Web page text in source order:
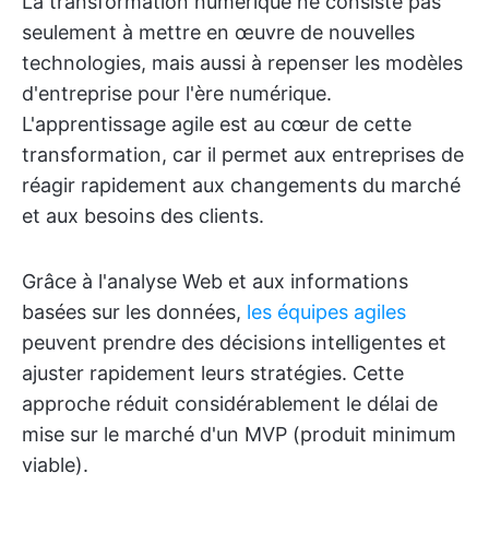
seulement à mettre en œuvre de nouvelles
technologies, mais aussi à repenser les modèles
d'entreprise pour l'ère numérique.
L'apprentissage agile est au cœur de cette
transformation, car il permet aux entreprises de
réagir rapidement aux changements du marché
et aux besoins des clients.
Grâce à l'analyse Web et aux informations
basées sur les données, les équipes agiles
peuvent prendre des décisions intelligentes et
ajuster rapidement leurs stratégies. Cette
approche réduit considérablement le délai de
mise sur le marché d'un MVP (produit minimum
viable).